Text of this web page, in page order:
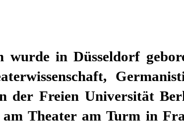
wurde in Düsseldorf
der Freien Universität
am Theater am Turm in
Bochum, am
Karlsruhe, am
am Luzerner Theater
Mannheim. Seit der